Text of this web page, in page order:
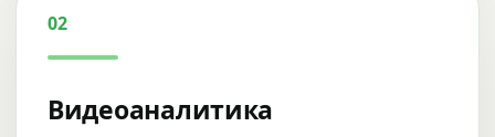
02
Видеоаналитика